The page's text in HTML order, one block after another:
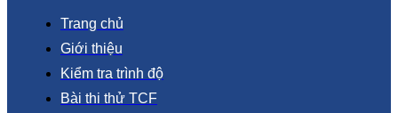
Trang chủ
Giới thiệu
Kiểm tra trình độ
Bài thi thử TCF